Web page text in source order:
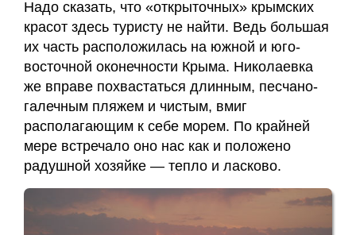
Акулич
Контакты
Отзывы
Дневник
кинезиолога
Секреты
здоровья
Надо сказать, что «открыточных» крымских
красот здесь туристу не найти. Ведь большая
их часть расположилась на южной и юго-
восточной оконечности Крыма. Николаевка
же вправе похвастаться длинным, песчано-
галечным пляжем и чистым, вмиг
располагающим к себе морем. По крайней
мере встречало оно нас как и положено
радушной хозяйке — тепло и ласково.